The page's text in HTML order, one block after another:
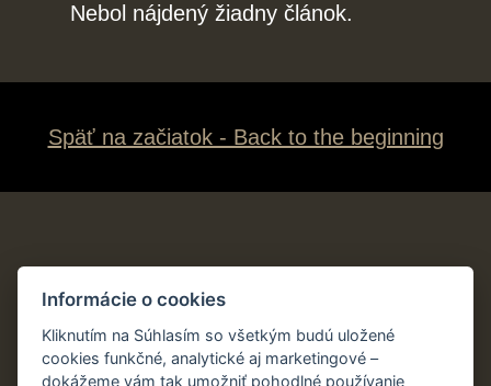
Nebol nájdený žiadny článok.
Späť na začiatok - Back to the beginning
Informácie o cookies
Kliknutím na Súhlasím so všetkým budú uložené
cookies funkčné, analytické aj marketingové –
dokážeme vám tak umožniť pohodlné používanie